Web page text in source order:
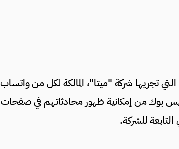
تجريها شركة "ميتا"، المالكة لكل من واتساب
بوك من إمكانية ظهور محادثاتهم في صفحات
للشركة.